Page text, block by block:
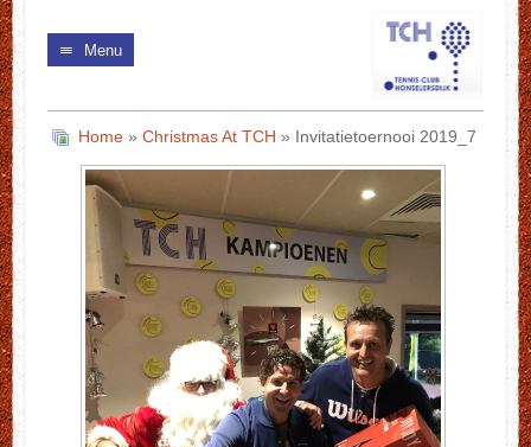
Menu
Home» Christmas At TCH » Invitatietoernooi 2019_7